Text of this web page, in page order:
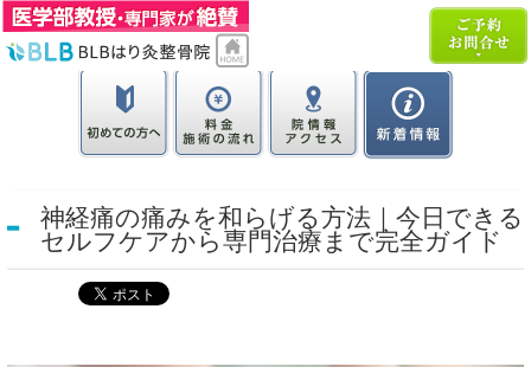
神経痛の痛みを和らげる方法｜今日できる
セルフケアから専門治療まで完全ガイド